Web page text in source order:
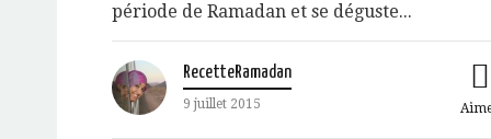
période de Ramadan et se déguste...
RecetteRamadan
9 juillet 2015